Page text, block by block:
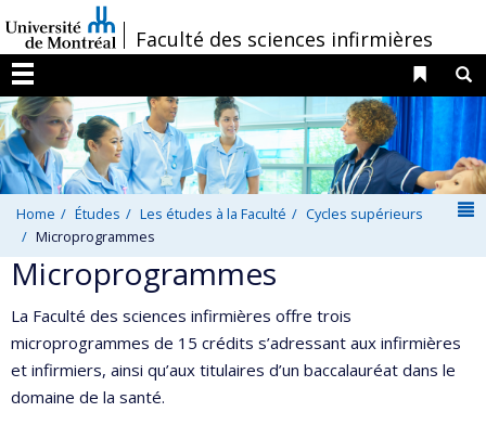
au
contenu
/Faculté des sciences infirmières
Menu
Liens
Home Études Les études à la Faculté
Cycles supérieurs
Microprogrammes
Microprogrammes
La Faculté des sciences infirmières offre trois
microprogrammes de 15 crédits s’adressant aux infirmières
et infirmiers, ainsi qu’aux titulaires d’un baccalauréat dans le
domaine de la santé.